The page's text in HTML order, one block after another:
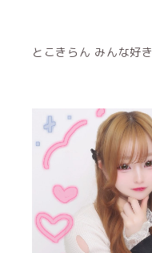
とこきらん みんな